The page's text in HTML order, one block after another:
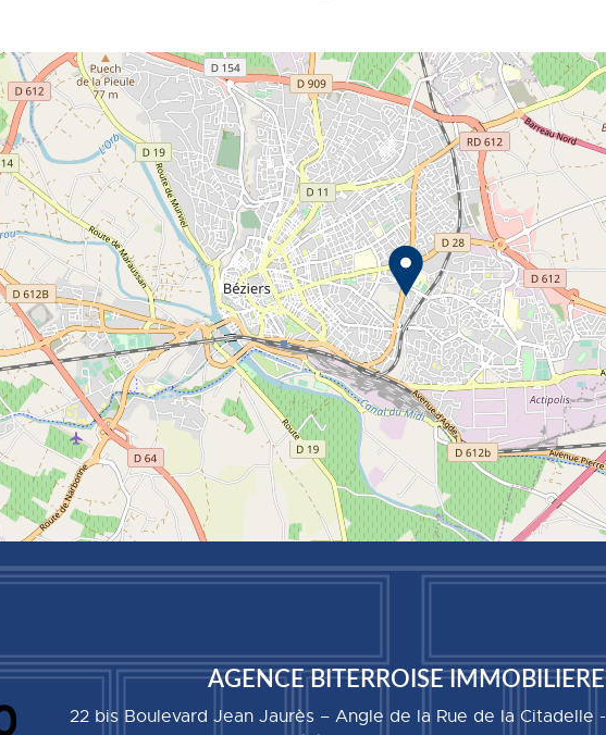
AGENCE BITERROISE IMMOBILIERE
22 bis Boulevard Jean Jaurès – Angle de la Rue de la Citadelle -